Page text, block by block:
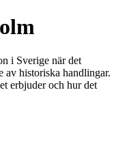
i Sverige när det
av historiska handlingar.
erbjuder och hur det